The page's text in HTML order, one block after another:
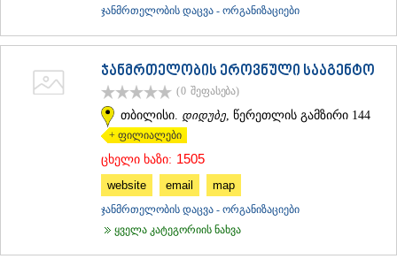
ჯანმრთელობის დაცვა - ორგანიზაციები
ჯანმრთელობის ეროვნული სააგენტო
(0 შეფასება)
თბილისი. დიდუბე , წერეთლის გამზირი 144
+ ფილიალები
ცხელი ხაზი: 1505
website email map
ჯანმრთელობის დაცვა - ორგანიზაციები
ყველა კატეგორიის ნახვა